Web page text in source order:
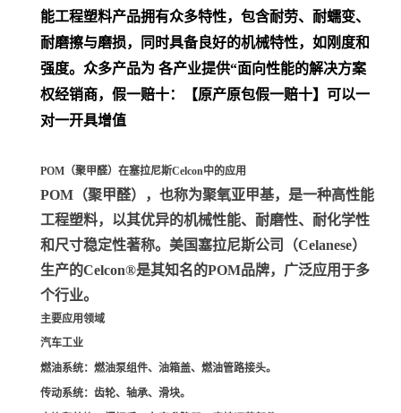
能工程塑料产品拥有众多特性，包含耐劳、耐蠕变、
耐磨擦与磨损，同时具备良好的机械特性，如刚度和
强度。众多产品为 各产业提供“面向性能的解决方案
权经销商，假一赔十：【原产原包假一赔十】可以一
对一开具增值
POM（聚甲醛）在塞拉尼斯Celcon中的应用
POM（聚甲醛）
，也称为聚氧亚甲基，是一种高性能
工程塑料，以其优异的机械性能、耐磨性、耐化学性
和尺寸稳定性著称。美国塞拉尼斯公司（Celanese）
生产的Celcon®是其知名的POM品牌，广泛应用于多
个行业。
主要应用领域
汽车工业
燃油系统：燃油泵组件、油箱盖、燃油管路接头。
传动系统：齿轮、轴承、滑块。